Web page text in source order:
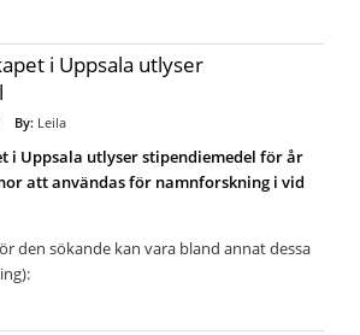
namnforskarkongressen 8.-11.6.2021
i Uppsala utlyser
By: Leila
i Uppsala utlyser stipendiemedel för år
att användas för namnforskning i vid
den sökande kan vara bland annat dessa
i Uppsala utlyser stipendiemedel